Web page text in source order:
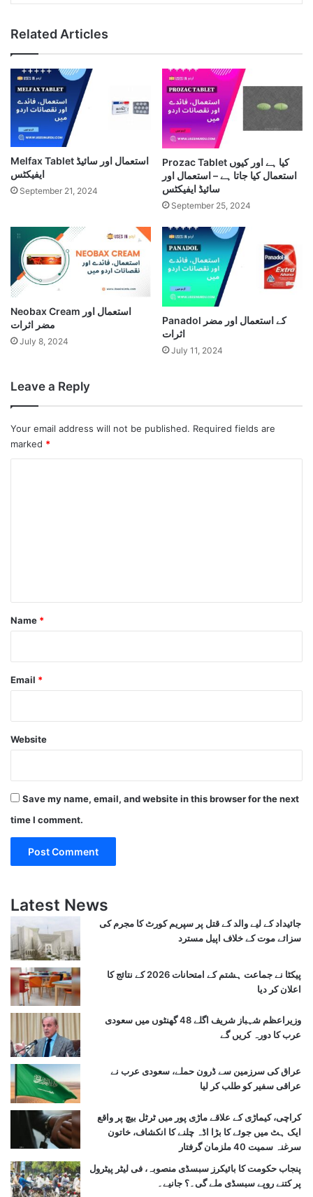
Related Articles
Melfax Tablet استعمال اور سائیڈ
ایفیکٹس
September 21, 2024
Prozac Tablet کیا ہے اور کیوں
استعمال کیا جاتا ہے – استعمال اور
سائیڈ ایفیکٹس
September 25, 2024
Neobax Cream استعمال اور
مضر اثرات
July 8, 2024
Panadol کے استعمال اور مضر
اثرات
July 11, 2024
Leave a Reply
Your email address will not be published. Required fields are
marked *
*
Name *
Email *
Website
Save my name, email, and website in this browser for the next
time I comment.
Latest News
جائیداد کے لیے والد کے قتل پر سپریم کورٹ کا مجرم کی
سزائے موت کے خلاف اپیل مسترد
پیکٹا نے جماعت ہشتم کے امتحانات 2026 کے نتائج کا
اعلان کر دیا
وزیراعظم شہباز شریف اگلے 48 گھنٹوں میں سعودی
عرب کا دورہ کریں گے
عراق کی سرزمین سے ڈرون حملے، سعودی عرب نے
عراقی سفیر کو طلب کر لیا
کراچی، کیماڑی کے علاقے ماڑی پور میں ٹرٹل بیچ پر واقع
ایک ہٹ میں جوئے کا بڑا اڈہ چلنے کا انکشاف، خاتون
سرغنہ سمیت 40 ملزمان گرفتار
پنجاب حکومت کا بائیکرز سبسڈی منصوبہ، فی لیٹر پیٹرول
پر کتنے روپے سبسڈی ملے گی۔؟ جانیے۔